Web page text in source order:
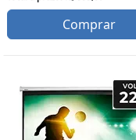
Comprar